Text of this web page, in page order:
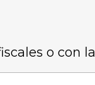
o con